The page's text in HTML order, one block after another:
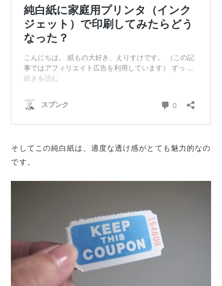
そしてこの純白紙は、適度な透け感がとても魅力的なの
です。